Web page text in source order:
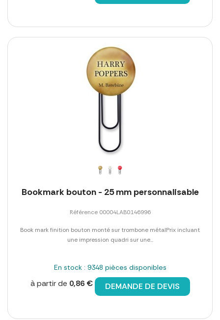
Bookmark bouton - 25 mm personnalisable
Référence 00004LAB0146996
Book mark finition bouton monté sur trombone métalPrix incluant
une impression quadri sur une...
En stock : 9348 pièces disponibles
à partir de 0,86 € DEMANDE DE DEVIS